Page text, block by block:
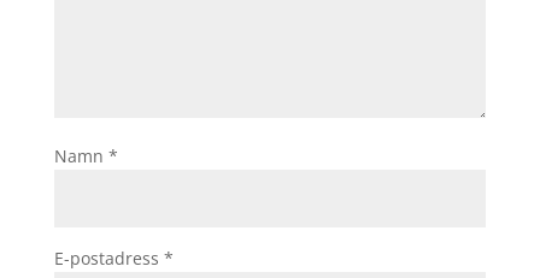
Namn *
E-postadress *